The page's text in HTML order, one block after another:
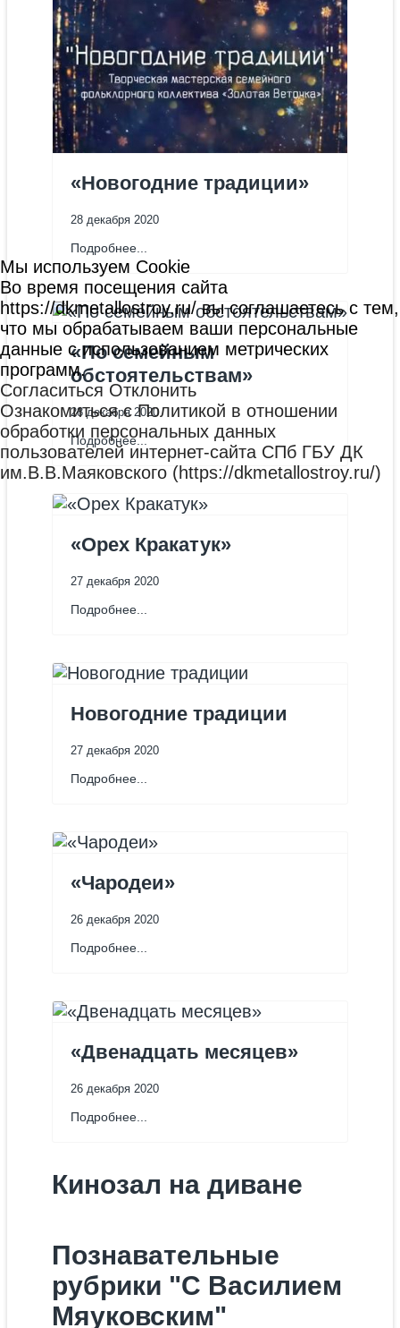
«Новогодние традиции»
28 декабря 2020
Подробнее...
«По семейным
обстоятельствам»
28 декабря 2020
Подробнее...
«Орех Кракатук»
27 декабря 2020
Подробнее...
Новогодние традиции
27 декабря 2020
Подробнее...
«Чародеи»
26 декабря 2020
Подробнее...
«Двенадцать месяцев»
26 декабря 2020
Подробнее...
Кинозал на диване
Познавательные
рубрики "С Василием
Мяуковским"
Мы используем Cookie
Во время посещения сайта
https://dkmetallostroy.ru/ вы соглашаетесь с тем,
что мы обрабатываем ваши персональные
данные с использованием метрических
программ.
Согласиться Отклонить
Ознакомиться с Политикой в отношении
обработки персональных данных
пользователей интернет-сайта СПб ГБУ ДК
им.В.В.Маяковского (https://dkmetallostroy.ru/)